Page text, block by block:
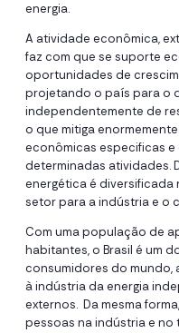
energia.
A atividade econômica,
faz com que se suporte
oportunidades de
projetando o país para o
independentemente de
o que mitiga
econômicas especificas
determinadas atividades.
energética é
setor para a indústria e o
Com uma população de
habitantes, o Brasil é um
consumidores do mundo,
à indústria da energia
externos. Da mesma
pessoas na indústria e